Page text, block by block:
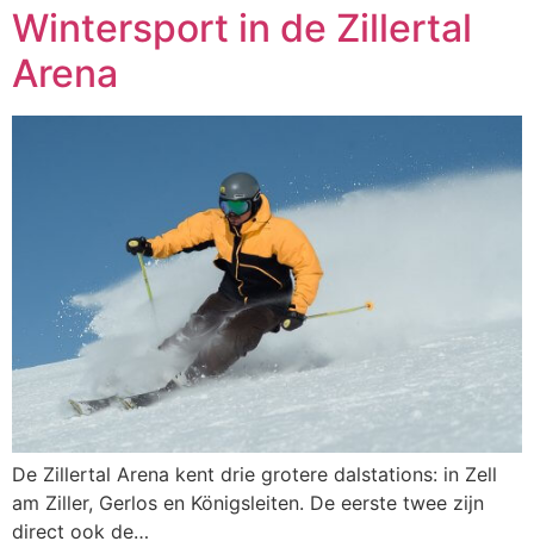
Wintersport in de Zillertal
Arena
De Zillertal Arena kent drie grotere dalstations: in Zell
am Ziller, Gerlos en Königsleiten. De eerste twee zijn
direct ook de…